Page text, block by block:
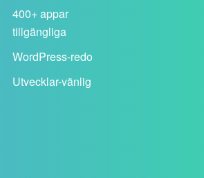
400+ appar
tillgängliga
WordPress-redo
Utvecklar-vänlig